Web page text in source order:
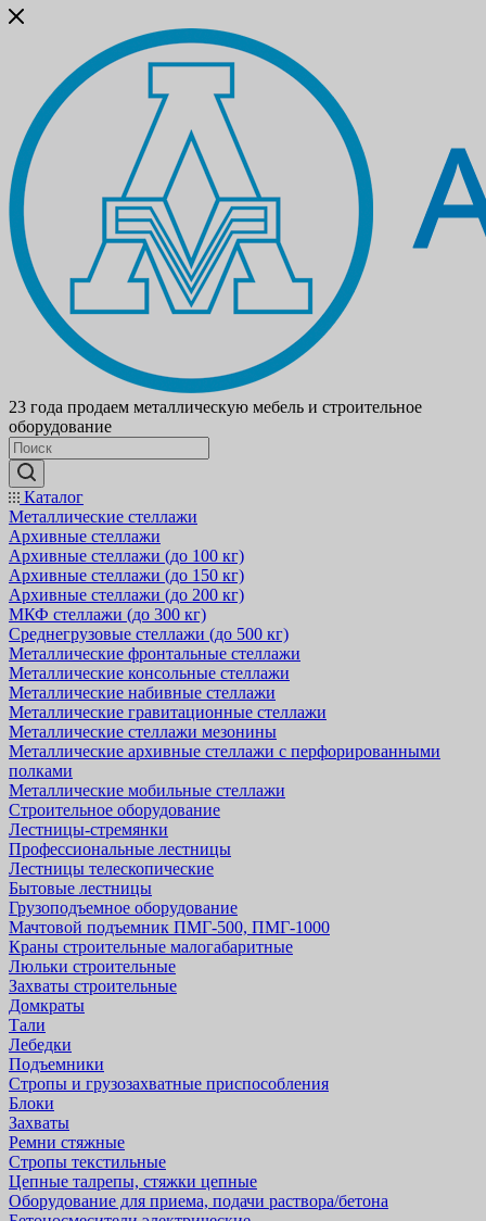
23 года продаем металлическую мебель и строительное
оборудование
Каталог
Металлические стеллажи
Архивные стеллажи
Архивные стеллажи (до 100 кг)
Архивные стеллажи (до 150 кг)
Архивные стеллажи (до 200 кг)
МКФ стеллажи (до 300 кг)
Среднегрузовые стеллажи (до 500 кг)
Металлические фронтальные стеллажи
Металлические консольные стеллажи
Металлические набивные стеллажи
Металлические гравитационные стеллажи
Металлические стеллажи мезонины
Металлические архивные стеллажи с перфорированными
полками
Металлические мобильные стеллажи
Строительное оборудование
Лестницы-стремянки
Профессиональные лестницы
Лестницы телескопические
Бытовые лестницы
Грузоподъемное оборудование
Мачтовой подъемник ПМГ-500, ПМГ-1000
Краны строительные малогабаритные
Люльки строительные
Захваты строительные
Домкраты
Тали
Лебедки
Подъемники
Стропы и грузозахватные приспособления
Блоки
Захваты
Ремни стяжные
Стропы текстильные
Цепные талрепы, стяжки цепные
Оборудование для приема, подачи раствора/бетона